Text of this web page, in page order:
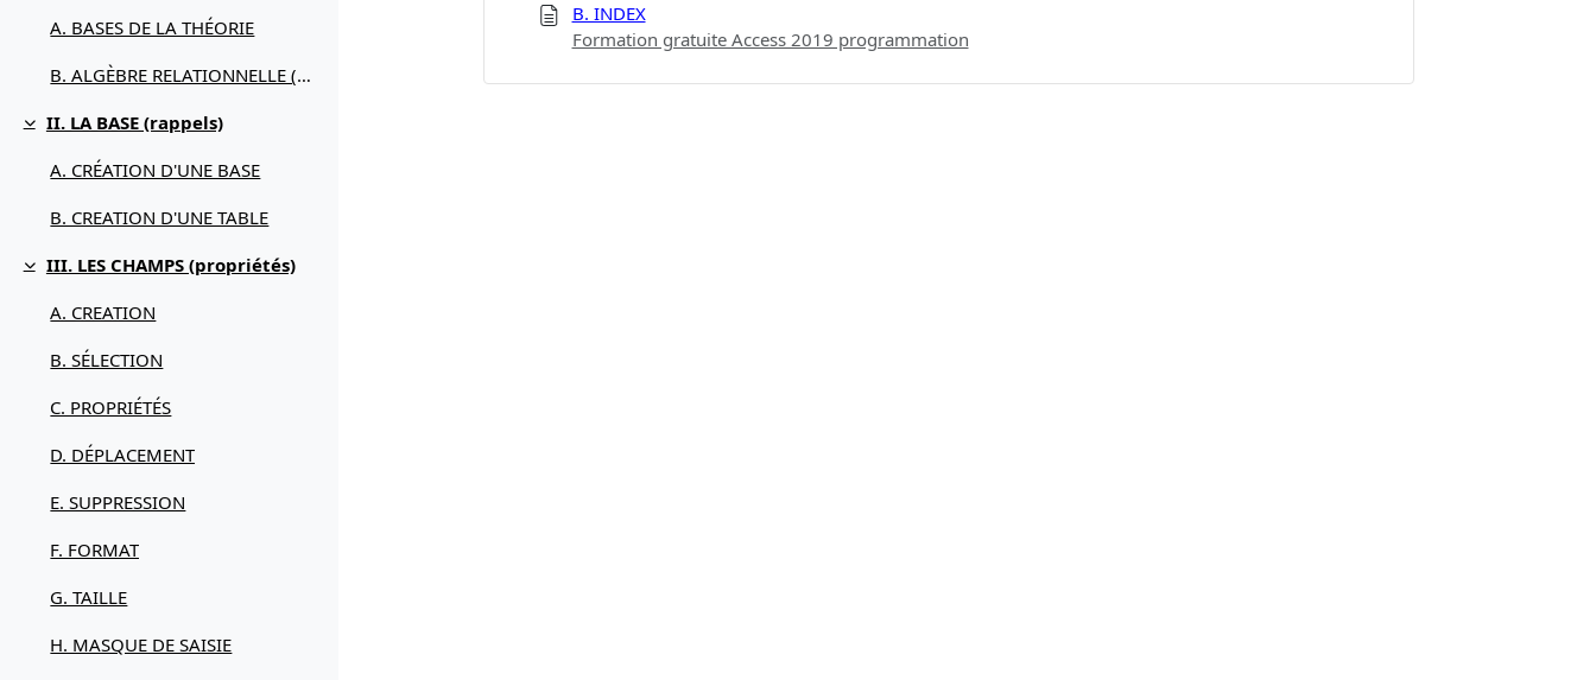
A. BASES DE LA THÉORIE
B. ALGÈBRE RELATIONNELLE (débuter avec)
Replier
II. LA BASE (rappels)
A. CRÉATION D'UNE BASE
B. CREATION D'UNE TABLE
Replier
III. LES CHAMPS (propriétés)
A. CREATION
B. SÉLECTION
C. PROPRIÉTÉS
D. DÉPLACEMENT
E. SUPPRESSION
F. FORMAT
G. TAILLE
H. MASQUE DE SAISIE
B. INDEX
Formation gratuite Access 2019 programmation